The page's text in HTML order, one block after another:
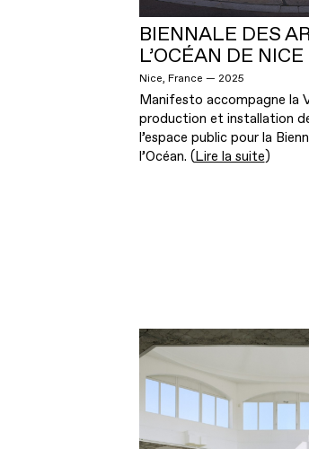
BIENNALE DES
L’OCÉAN DE NICE
Nice, France — 2025
Manifesto accompagne la
production et installation
l’espace public pour la
l’Océan. (Lire la suite)